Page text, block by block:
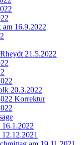
am 16.9.2022
21.5.2022
20.3.2022
Korrektur